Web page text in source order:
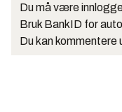
Du må være
Bruk BankID for
Du kan kommentere